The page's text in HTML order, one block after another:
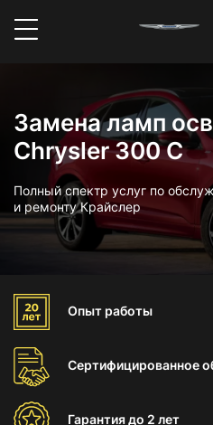
Замена ламп
Chrysler 300 C
Полный спектр услуг по
и ремонту Крайслер
Опыт работы
Сертифицированное
Гарантиядо 2 лет